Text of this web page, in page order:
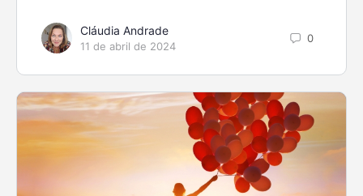
Cláudia Andrade
11 de abril de 2024
0